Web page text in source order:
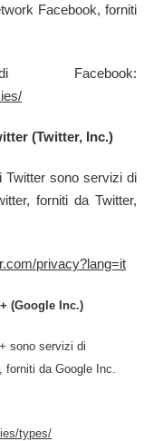
Facebook, forniti
(Twitter, Inc.)
Twitter sono servizi di
forniti da Twitter,
privacy?lang=it
(Google Inc.)
sono servizi di
da Google Inc.
types/